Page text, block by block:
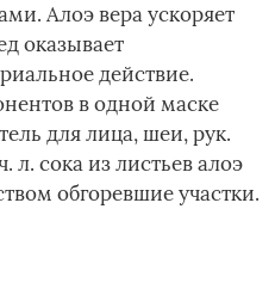
Алоэ вера ускоряет
оказывает
действие.
в одной маске
для лица, шеи, рук.
л. сока из листьев алоэ
обгоревшие участки.